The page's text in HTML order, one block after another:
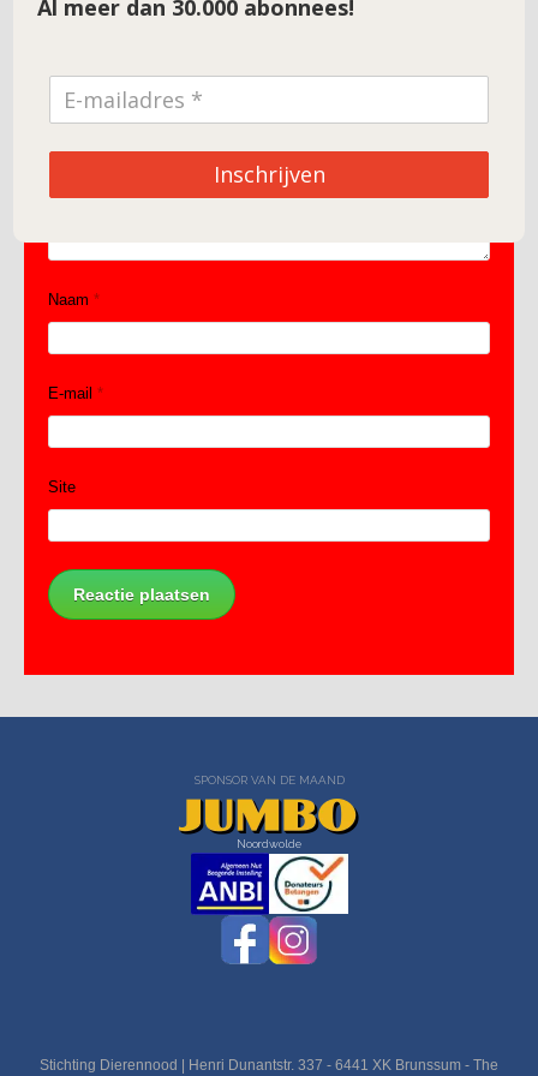
Naam *
E-mail *
Site
SPONSOR VAN DE MAAND
Noordwolde
Stichting Dierennood | Henri Dunantstr. 337 - 6441 XK Brunssum - The
Al meer dan 30.000 abonnees!
Inschrijven